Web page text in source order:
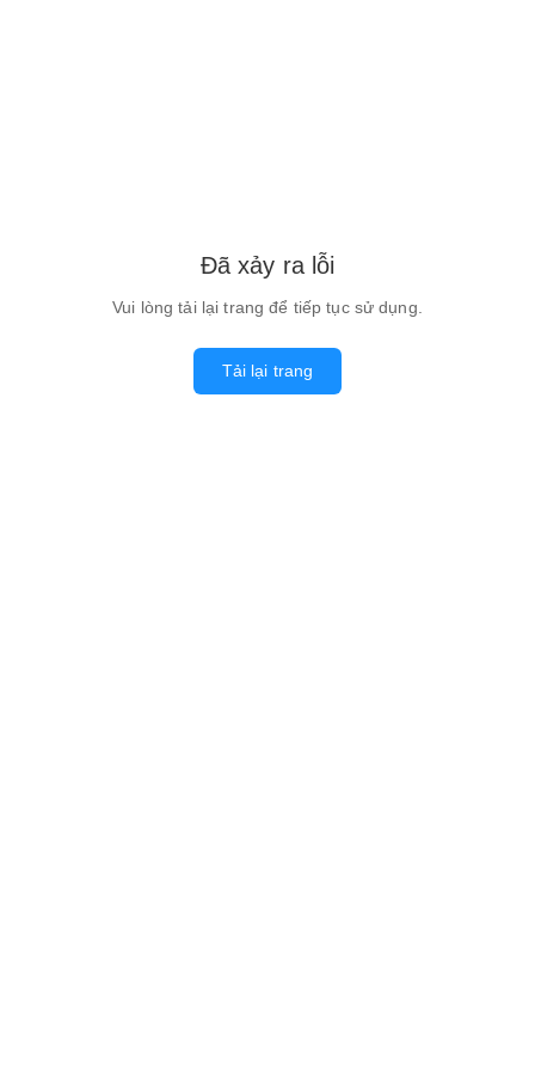
Đã xảy ra lỗi
Vui lòng tải lại trang để tiếp tục sử dụng.
Tải lại trang